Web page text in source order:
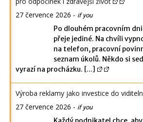
27 července 2026 - if you
Po dlouhém pracovním
přeje jediné. Na chvíli
na telefon, pracovní
seznam úkolů. Někdo si
vyrazí na procházku. [...]
Výroba reklamy jako investice do
27 července 2026 - if you